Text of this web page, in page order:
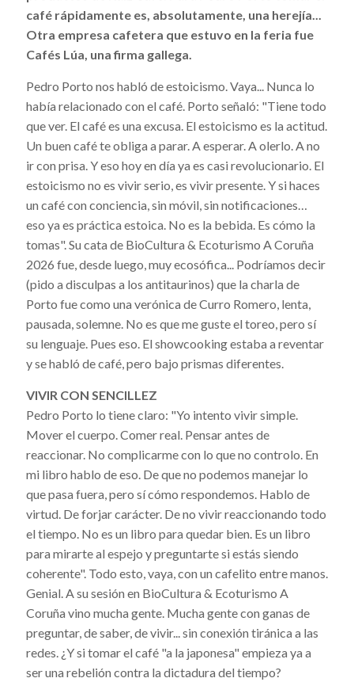
café rápidamente es, absolutamente, una herejía...
Otra empresa cafetera que estuvo en la feria fue
Cafés Lúa, una firma gallega.
Pedro Porto nos habló de estoicismo. Vaya... Nunca lo
había relacionado con el café. Porto señaló: "Tiene todo
que ver. El café es una excusa. El estoicismo es la actitud.
Un buen café te obliga a parar. A esperar. A olerlo. A no
ir con prisa. Y eso hoy en día ya es casi revolucionario. El
estoicismo no es vivir serio, es vivir presente. Y si haces
un café con conciencia, sin móvil, sin notificaciones…
eso ya es práctica estoica. No es la bebida. Es cómo la
tomas". Su cata de BioCultura & Ecoturismo A Coruña
2026 fue, desde luego, muy ecosófica... Podríamos decir
(pido a disculpas a los antitaurinos) que la charla de
Porto fue como una verónica de Curro Romero, lenta,
pausada, solemne. No es que me guste el toreo, pero sí
su lenguaje. Pues eso. El showcooking estaba a reventar
y se habló de café, pero bajo prismas diferentes.
VIVIR CON SENCILLEZ
Pedro Porto lo tiene claro: "Yo intento vivir simple.
Mover el cuerpo. Comer real. Pensar antes de
reaccionar. No complicarme con lo que no controlo. En
mi libro hablo de eso. De que no podemos manejar lo
que pasa fuera, pero sí cómo respondemos. Hablo de
virtud. De forjar carácter. De no vivir reaccionando todo
el tiempo. No es un libro para quedar bien. Es un libro
para mirarte al espejo y preguntarte si estás siendo
coherente". Todo esto, vaya, con un cafelito entre manos.
Genial. A su sesión en BioCultura & Ecoturismo A
Coruña vino mucha gente. Mucha gente con ganas de
preguntar, de saber, de vivir... sin conexión tiránica a las
redes. ¿Y si tomar el café "a la japonesa" empieza ya a
ser una rebelión contra la dictadura del tiempo?